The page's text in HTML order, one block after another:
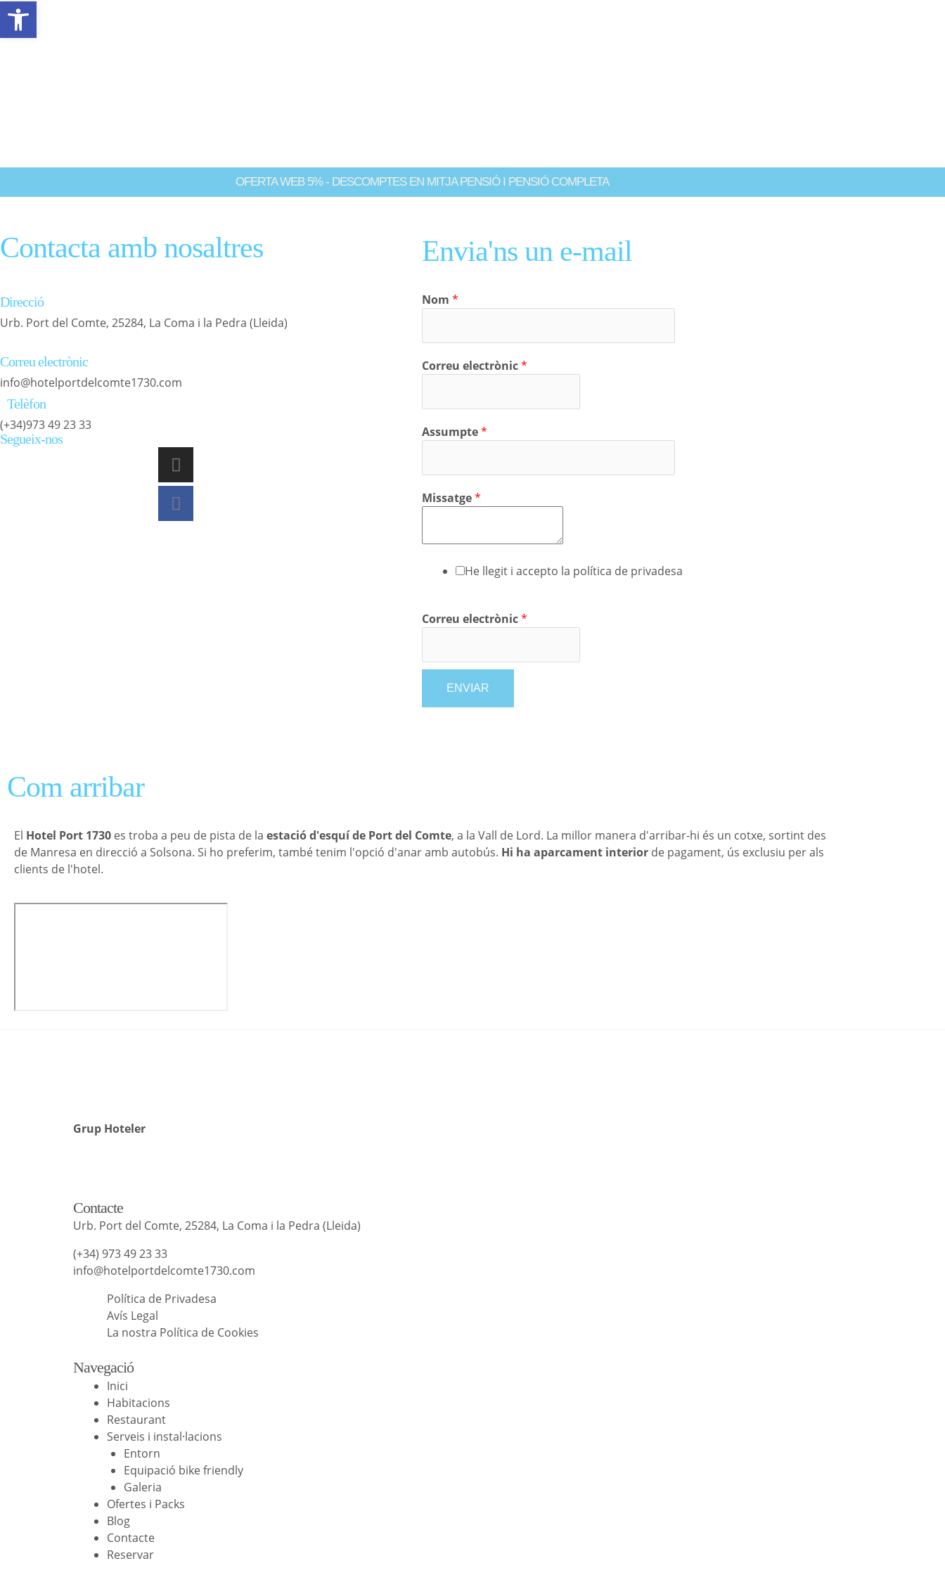
Tot l'equip de l'Hotel Port del Comte 1730 està preparat i encantat d'ajudar-vos amb les vostres
consultes. Transmet-nos els teus dubtes per telèfon, a través de la nostra web o usant el següent
formulari i t'atendrem el més aviat possible.
OFERTA WEB 5% - DESCOMPTES EN MITJA PENSIÓ I PENSIÓ COMPLETA
Contacta amb nosaltres
Direcció
Urb. Port del Comte, 25284, La Coma i la Pedra (Lleida)
Correu electrònic
info@hotelportdelcomte1730.com
Telèfon
(+34)973 49 23 33
Segueix-nos
I
n
s
t
a
F
a
c
e
b
Envia'ns un e-mail
Nom *
Correu electrònic*
Assumpte*
Missatge*
He llegit i accepto la política de privadesa
Correu electrònic*
ENVIAR
Com arribar
El Hotel Port 1730 es troba a peu de pista de la estació d'esquí de Port del Comte, a la Vall de Lord. La millor manera d'arribar-hi és un cotxe, sortint des
de Manresa en direcció a Solsona. Si ho preferim, també tenim l'opció d'anar amb autobús. Hi ha aparcament interior de pagament, ús exclusiu per als
clients de l'hotel.
Grup Hoteler
Contacte
Urb. Port del Comte, 25284, La Coma i la Pedra (Lleida)
(+34) 973 49 23 33
info@hotelportdelcomte1730.com
Política de Privadesa
Avís Legal
La nostra Política de Cookies
Navegació
Inici
Habitacions
Restaurant
Serveis i instal·lacions
Entorn
Equipació bike friendly
Galeria
Ofertes i Packs
Blog
Contacte
Reservar
Obre la barra d'eines